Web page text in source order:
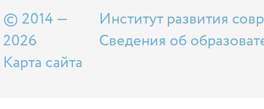
© 2014 —
2026
Карта сайта
Институт развития
Сведения об